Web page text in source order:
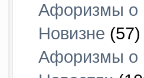
Афоризмы о
Новизне (57)
Афоризмы о